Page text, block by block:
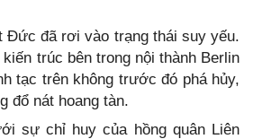
Đức đã rơi vào trạng thái suy yếu.
trúc bên trong nội thành Berlin
tạc trên không trước đó phá hủy,
đổ nát hoang tàn.
sự chỉ huy của hồng quân Liên